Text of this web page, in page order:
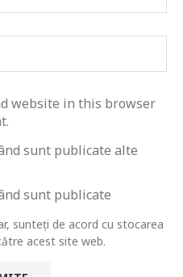
website in this browser
sunt publicate alte
sunt publicate
sunteți de acord cu stocarea
acest site web.